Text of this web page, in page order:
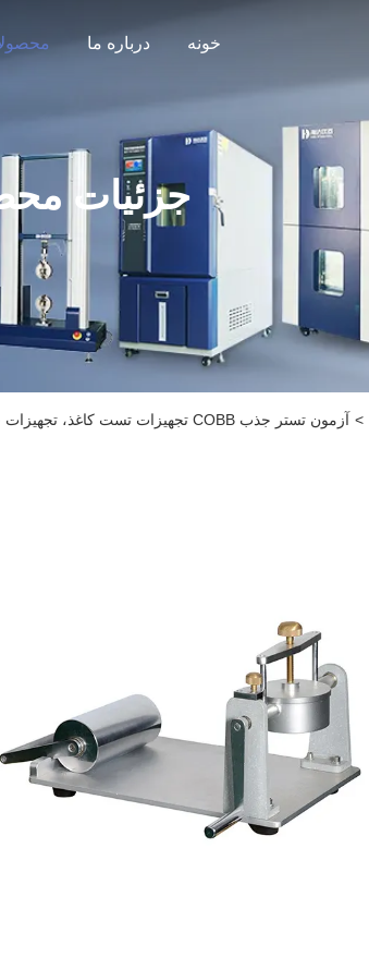
خونه درباره ما
جزئیات
> آزمون تستر جذب COBB تجهیزات تست کاغذ، تجهیزات چاپ تست جوهر